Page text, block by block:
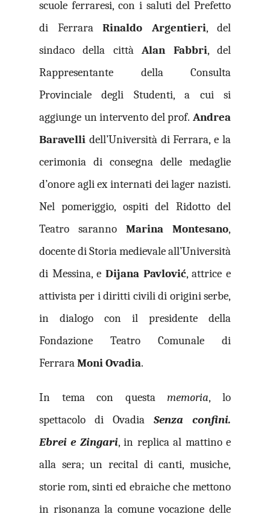
scuole ferraresi, con i saluti del Prefetto
di Ferrara Rinaldo Argentieri, del
sindaco della cittàAlan Fabbri, del
Rappresentante della Consulta
Provinciale degli Studenti, a cui si
aggiunge un intervento del prof. Andrea
Baravelli dell’Università di Ferrara, e la
cerimonia di consegna delle medaglie
d’onore agli ex internati dei lager nazisti.
Nel pomeriggio, ospiti del Ridotto del
Teatro saranno Marina Montesano,
docente di Storia medievale all’Università
di Messina, e Dijana Pavlović, attrice e
attivista per i diritti civili di origini serbe,
in dialogo con il presidente della
Fondazione Teatro Comunale di
FerraraMoni Ovadia.
In tema con questamemoria, lo
spettacolo di Ovadia Senza confini.
Ebrei e Zingari, in replica al mattino e
alla sera; un recital di canti, musiche,
storie rom, sinti ed ebraiche che mettono
in risonanza la comune vocazione delle